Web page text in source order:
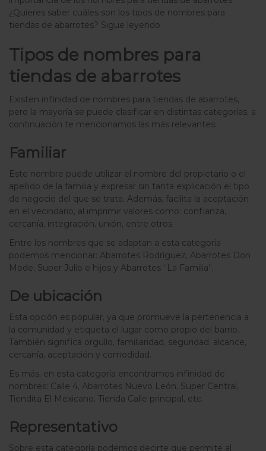
¿Quieres saber cuáles son los tipos de nombres para
tiendas de abarrotes? Sigue leyendo
Tipos de nombres para
tiendas de abarrotes
Existen infinidad de nombres para tiendas de abarrotes,
pero la mayoría se puede clasificar en distintas categorías, a
continuación te mencionamos las más relevantes:
Familiar
Este nombre puede utilizar el nombre del propietario o el
apellido de la familia y expresar sin tanta explicación el tipo
de negocio del que se trata. Además, facilita la aceptación
en el vecindario, al imprimir valores como: confianza,
cercanía, integración, unión, entre otros.
Entre los nombres que se adaptan a esta categoría
podemos mencionar: Abarrotes Rodríguez, Abarrotes Don
Mode, Super Julio e hijos y Abarrotes “La Familia”.
De ubicación
Esta opción es popular, ya que promueve la pertenencia a
la comunidad y etiqueta el lugar como propio del barrio.
También significa orgullo, familiaridad, seguridad, alcance,
cercanía, aceptación y comodidad.
Es más, en esta categoría encontramos infinidad de
nombres: Calle 4, Abarrotes Nuevo León, Super Central,
Tiendita El Mexicano, Tienda Calle principal, etc.
Representativo
Sobre esta categoría podemos decirte que permite al